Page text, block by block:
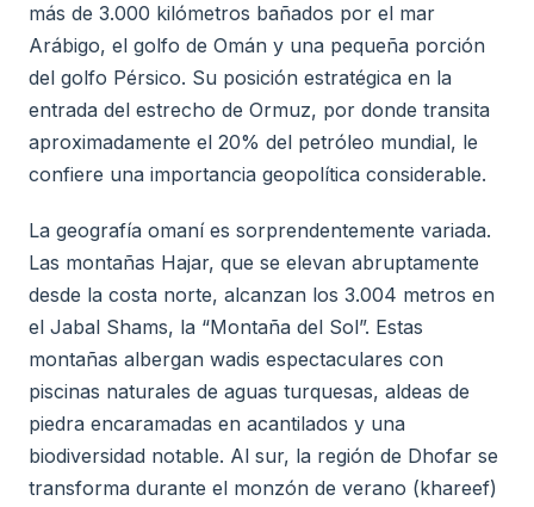
más de 3.000 kilómetros bañados por el mar
Arábigo, el golfo de Omán y una pequeña porción
del golfo Pérsico. Su posición estratégica en la
entrada del estrecho de Ormuz, por donde transita
aproximadamente el 20% del petróleo mundial, le
confiere una importancia geopolítica considerable.
La geografía omaní es sorprendentemente variada.
Las montañas Hajar, que se elevan abruptamente
desde la costa norte, alcanzan los 3.004 metros en
el Jabal Shams, la “Montaña del Sol”. Estas
montañas albergan wadis espectaculares con
piscinas naturales de aguas turquesas, aldeas de
piedra encaramadas en acantilados y una
biodiversidad notable. Al sur, la región de Dhofar se
transforma durante el monzón de verano (khareef)